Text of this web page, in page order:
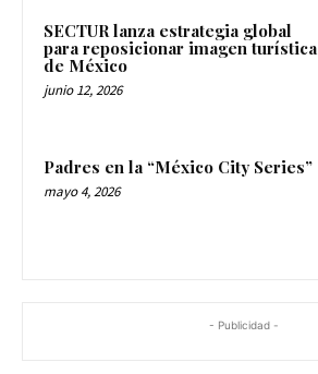
SECTUR lanza estrategia global
para reposicionar imagen turística
de México
junio 12, 2026
Padres en la “México City Series”
mayo 4, 2026
- Publicidad -